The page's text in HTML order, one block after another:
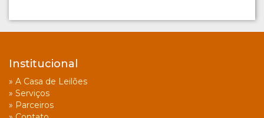
Institucional
» A Casa de Leilões
» Serviços
» Parceiros